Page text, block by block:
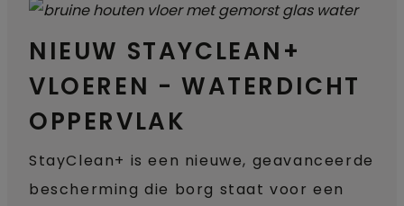
NIEUW STAYCLEAN+
VLOEREN - WATERDICHT
OPPERVLAK
StayClean+ is een nieuwe, geavanceerde
bescherming die borg staat voor een